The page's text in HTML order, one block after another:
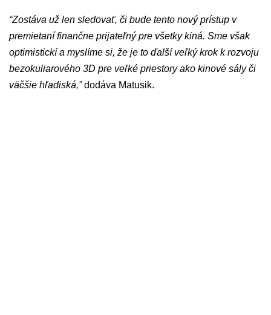
“Zostáva už len sledovať, či bude tento nový prístup v
premietaní finančne prijateľný pre všetky kiná. Sme však
optimistickí a myslíme si, že je to ďalší veľký krok k rozvoju
bezokuliarového 3D pre veľké priestory ako kinové sály či
väčšie hľadiská,”dodáva Matusik.